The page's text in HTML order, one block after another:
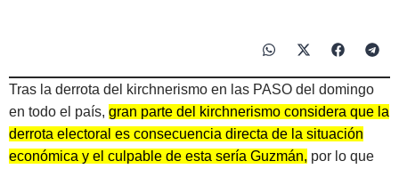
Tras la derrota del kirchnerismo en las PASO del domingo
en todo el país, gran parte del kirchnerismo considera que la
derrota electoral es consecuencia directa de la situación
económica y el culpable de esta sería Guzmán, por lo que